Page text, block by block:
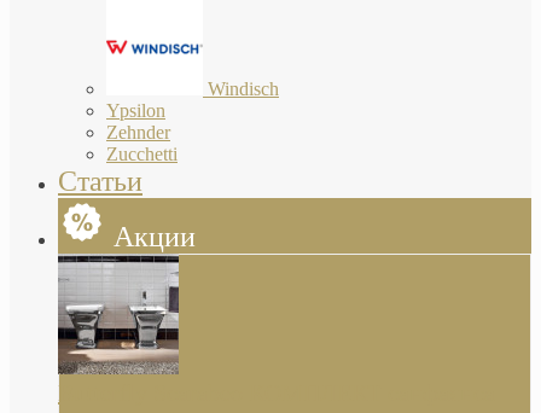
Windisch
Ypsilon
Zehnder
Zucchetti
Статьи
Акции
Butterfly Scarabeo КОМПЛЕКТ санфаянса